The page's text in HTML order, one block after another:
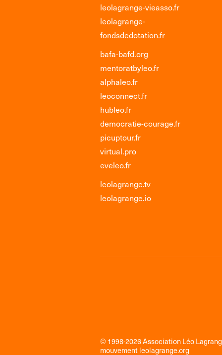
leolagrange-vieasso.fr
leolagrange-
fondsdedotation.fr
bafa-bafd.org
mentoratbyleo.fr
alphaleo.fr
leoconnect.fr
hubleo.fr
democratie-courage.fr
picuptour.fr
virtual.pro
eveleo.fr
leolagrange.tv
leolagrange.io
© 1998-2026 Association Léo
mouvementleolagrange.org